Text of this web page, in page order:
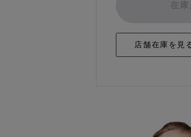
在